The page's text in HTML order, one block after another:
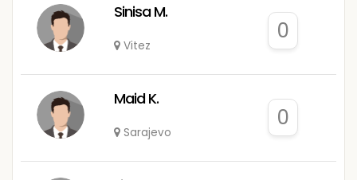
Sinisa M.
Vitez
0
Maid K.
Sarajevo
0